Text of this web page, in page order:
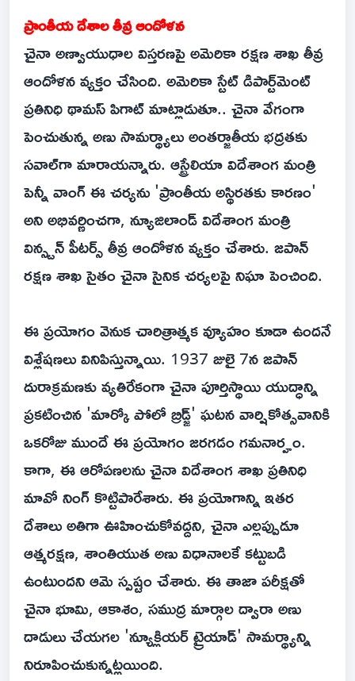
ప్రాంతీయ దేశాల తీవ్ర ఆందోళన
చైనా అణ్వాయుధాల విస్తరణపై అమెరికా రక్షణ శాఖ తీవ్ర
ఆందోళన వ్యక్తం చేసింది. అమెరికా స్టేట్ డిపార్ట్‌మెంట్
ప్రతినిధి థామస్ పిగాట్ మాట్లాడుతూ.. చైనా వేగంగా
పెంచుతున్న అణు సామర్థ్యాలు అంతర్జాతీయ భద్రతకు
సవాల్‌గా మారాయన్నారు. ఆస్ట్రేలియా విదేశాంగ మంత్రి
పెన్నీ వాంగ్ ఈ చర్యను 'ప్రాంతీయ అస్థిరతకు కారణం'
అని అభివర్ణించగా, న్యూజిలాండ్ విదేశాంగ మంత్రి
విన్స్టన్ పీటర్స్ తీవ్ర ఆందోళన వ్యక్తం చేశారు. జపాన్
రక్షణ శాఖ సైతం చైనా సైనిక చర్యలపై నిఘా పెంచింది.
ఈ ప్రయోగం వెనుక చారిత్రాత్మక వ్యూహం కూడా ఉందనే
విశ్లేషణలు వినిపిస్తున్నాయి. 1937 జులై 7న జపాన్
దురాక్రమణకు వ్యతిరేకంగా చైనా పూర్తిస్థాయి యుద్ధాన్ని
ప్రకటించిన 'మార్కో పోలో బ్రిడ్జ్' ఘటన వార్షికోత్సవానికి
ఒకరోజు ముందే ఈ ప్రయోగం జరగడం గమనార్హం.
కాగా, ఈ ఆరోపణలను చైనా విదేశాంగ శాఖ ప్రతినిధి
మావో నింగ్ కొట్టిపారేశారు. ఈ ప్రయోగాన్ని ఇతర
దేశాలు అతిగా ఊహించుకోవద్దని, చైనా ఎల్లప్పుడూ
ఆత్మరక్షణ, శాంతియుత అణు విధానాలకే కట్టుబడి
ఉంటుందని ఆమె స్పష్టం చేశారు. ఈ తాజా పరీక్షతో
చైనా భూమి, ఆకాశం, సముద్ర మార్గాల ద్వారా అణు
దాడులు చేయగల 'న్యూక్లియర్ ట్రైయాడ్' సామర్థ్యాన్ని
నిరూపించుకున్నట్లయింది.